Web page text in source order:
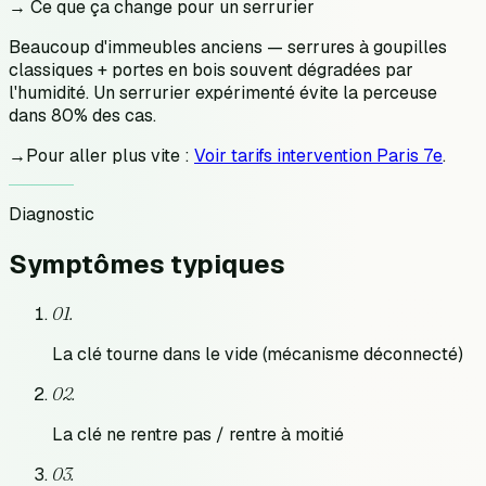
→ Ce que ça change pour un serrurier
Beaucoup d'immeubles anciens — serrures à goupilles
classiques + portes en bois souvent dégradées par
l'humidité. Un serrurier expérimenté évite la perceuse
dans 80% des cas.
→Pour aller plus vite : Voir tarifs intervention Paris 7e.
Diagnostic
Symptômes typiques
01.
La clé tourne dans le vide (mécanisme déconnecté)
02.
La clé ne rentre pas / rentre à moitié
03.